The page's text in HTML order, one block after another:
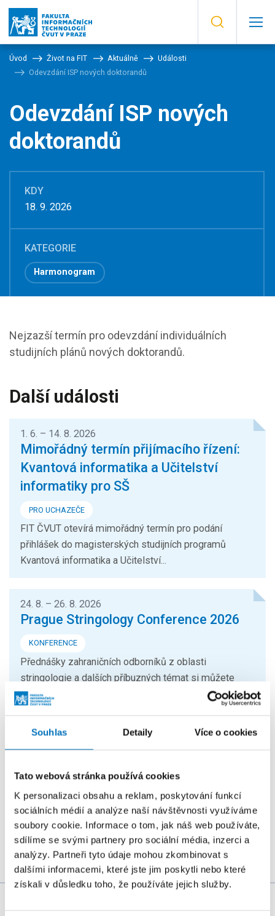
Souhlas Detaily Více o cookies
Tato webová stránka používá cookies
K personalizaci obsahu a reklam, poskytování funkcí
sociálních médií a analýze naší návštěvnosti využíváme
soubory cookie. Informace o tom, jak náš web používáte,
sdílíme se svými partnery pro sociální média, inzerci a
analýzy. Partneři tyto údaje mohou zkombinovat s
dalšími informacemi, které jste jim poskytli nebo které
získali v důsledku toho, že používáte jejich služby.
Úvod Život na FIT Aktuálně
Události
Odevzdání ISP nových doktorandů
Odevzdání ISP nových
doktorandů
KDY
18. 9. 2026
KATEGORIE
Harmonogram
Nejzazší termín pro odevzdání individuálních
studijních plánů nových doktorandů.
Další události
1. 6. – 14. 8. 2026
Mimořádný termín přijímacího řízení:
Kvantová informatika a Učitelství
informatiky pro SŠ
PRO UCHAZEČE
FIT ČVUT otevírá mimořádný termín pro podání
přihlášek do magisterských studijních programů
Kvantová informatika a Učitelství...
24. 8. – 26. 8. 2026
Prague Stringology Conference 2026
KONFERENCE
Přednášky zahraničních odborníků z oblasti
stringologie a dalších příbuzných témat si můžete
přijít poslechnout na mezinárodní...
26. 8. – 27. 8. 2026
Summer Stringmasters 2026
KONFERENCE
StringMasters sdružuje výzkumné pracovníky v oblasti
řetězcových algoritmů na všech úrovních (starší,
mladší a zejména...